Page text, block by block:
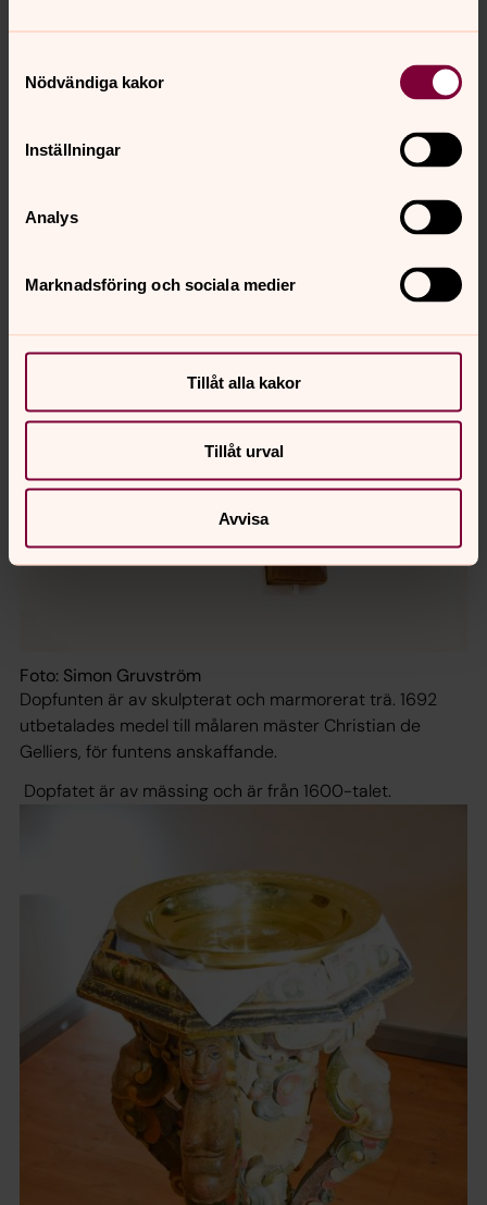
Nödvändiga kakor
Inställningar
Analys
Marknadsföring och sociala medier
Tillåt alla kakor
Tillåt urval
Avvisa
Foto: Simon Gruvström
Dopfunten är av skulpterat och marmorerat trä. 1692
utbetalades medel till målaren mäster Christian de
Gelliers, för funtens anskaffande.
Dopfatet är av mässing och är från 1600-talet.